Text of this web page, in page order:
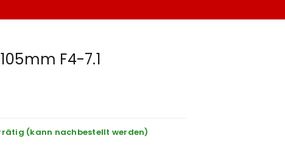
F4-7.1
(kann nachbestellt werden)